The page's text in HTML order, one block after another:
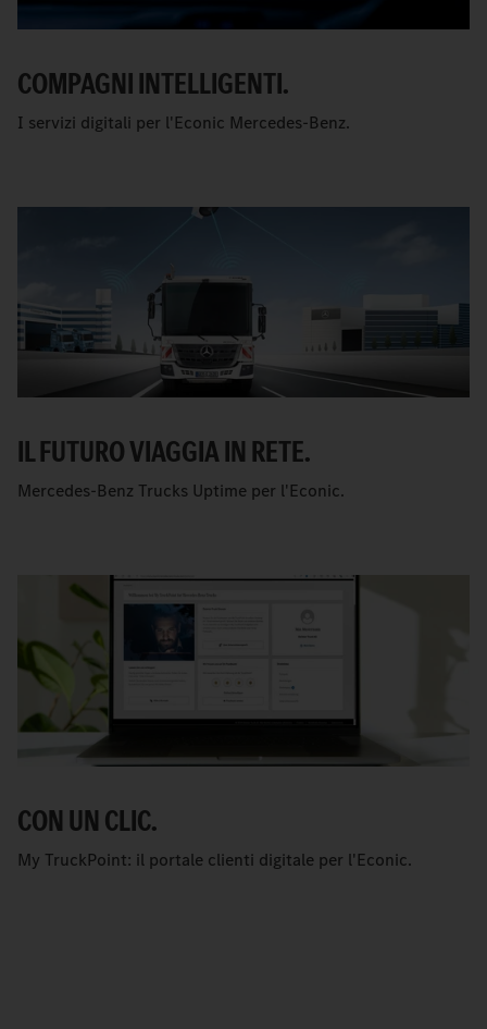
COMPAGNI INTELLIGENTI.
I servizi digitali per l'Econic Mercedes-Benz.
IL FUTURO VIAGGIA IN RETE.
Mercedes-Benz Trucks Uptime per l'Econic.
CON UN CLIC.
My TruckPoint: il portale clienti digitale per l'Econic.